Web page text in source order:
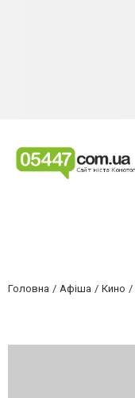
Головна Афіша Кино